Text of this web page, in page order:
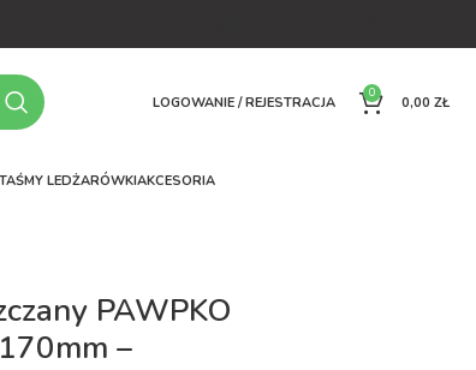
LOGOWANIE / REJESTRACJA
0
0,00 ZŁ
LEDŻARÓWKIAKCESORIA
PAWPKO
–